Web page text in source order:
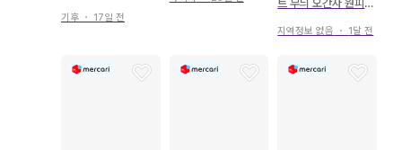
기후 ・ 17일 전
트 무늬 오간자 원피스
지역정보 없음 ・ 1달 전